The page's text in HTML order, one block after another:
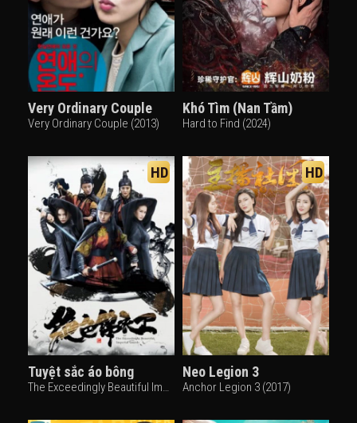
Very Ordinary Couple
Very Ordinary Couple (2013)
Khó Tìm (Nan Tầm)
Hard to Find (2024)
HD
Tuyệt sắc áo bông
The Exceedingly Beautiful Imperial Gaurds (2017)
HD
Neo Legion 3
Anchor Legion 3 (2017)